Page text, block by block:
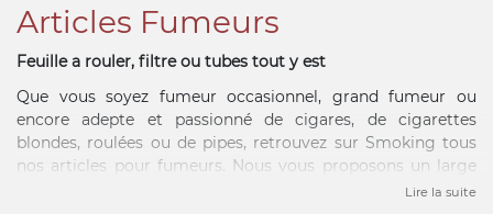
Articles Fumeurs
Feuille a rouler, filtre ou tubes tout y est
Que vous soyez fumeur occasionnel, grand fumeur ou
encore adepte et passionné de cigares, de cigarettes
blondes, roulées ou de pipes, retrouvez sur Smoking tous
nos articles pour fumeurs. Nous vous proposons un large
choix de papiers à rouler et feuilles à rouler OCB. Ce sont
Lire la suite